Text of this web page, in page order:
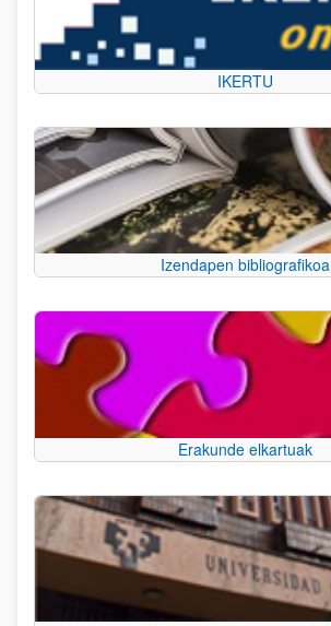
IKERTU
Izendapen bibliografikoa
Erakunde elkartuak